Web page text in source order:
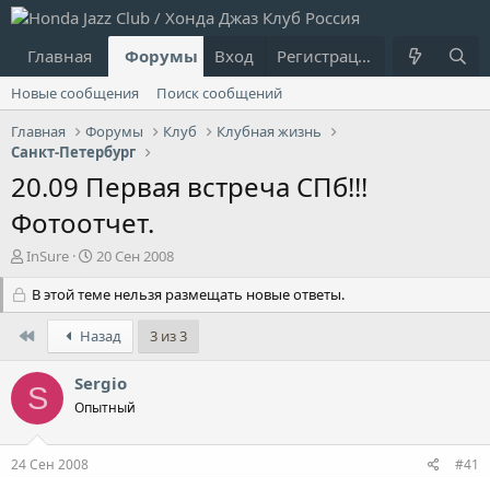
Главная Форумы Что нового?
Вход Регистрация
Новые сообщения
Поиск сообщений
Главная
Форумы Клуб
Клубная жизнь
Санкт-Петербург
20.09 Первая встреча СПб!!!
Фотоотчет.
А
о
р
е
м
ы
InSure
Д
т
а
н
а
а
л
20 Сен 2008
В этой теме нельзя размещать новые ответы.
Назад 3 из 3
S Sergio
Опытный
24 Сен 2008 #41